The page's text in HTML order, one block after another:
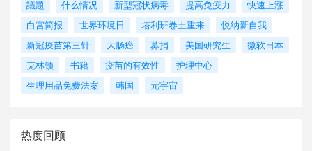
議題
什么情况 新型冠状病毒 提高免疫力
快速上涨
白宫简报
世界环境日 塔利班卷土重来
悦纳新自我
新冠疫苗第三针
大肠癌 募捐 美国研究生
微软日本
克林顿
书籍 疫苗的有效性
护理中心
生理用品免费法案
韩国 元宇宙
热度回顾